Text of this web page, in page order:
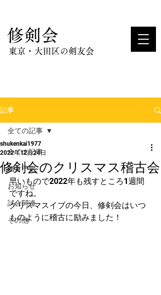
​修剣会
東京・大田区の剣友会
記事
全ての記事
稽古予定
お知らせ
試合関連
その他
全ての記事
修剣会のクリスマス稽古会
shukenkai1977
2022年12月24日
早いもので2022年も残すところ1週間
ですね。
クリスマスイブの今日、修剣会はいつ
ものように稽古に励みました！